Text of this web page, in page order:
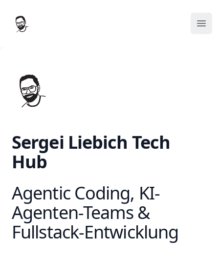
Sergeis Tech Hub
Sergei Liebich Tech
Hub
Agentic Coding, KI-
Agenten-Teams &
Fullstack-Entwicklung